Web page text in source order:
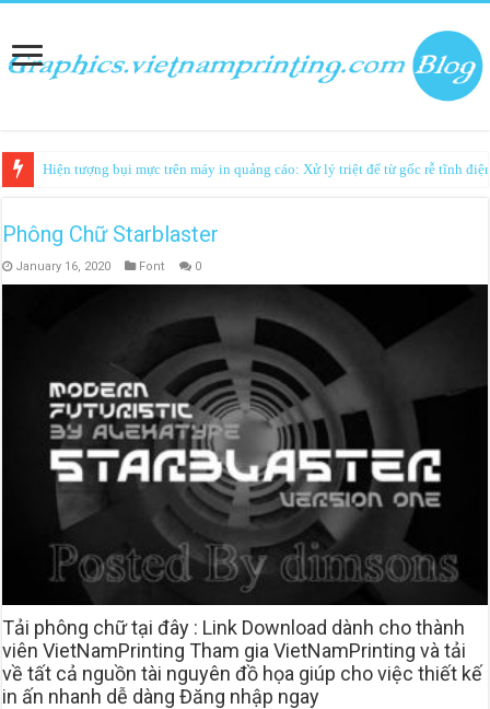
Hiện tượng bụi mực trên máy in quảng cáo: Xử lý triệt để từ gốc rễ tĩnh
Phông Chữ Starblaster
January 16, 2020 Font 0
Tải phông chữ tại đây : Link Download dành cho thành
viên VietNamPrinting Tham gia VietNamPrinting và tải
về tất cả nguồn tài nguyên đồ họa giúp cho việc thiết kế
in ấn nhanh dễ dàng Đăng nhập ngay